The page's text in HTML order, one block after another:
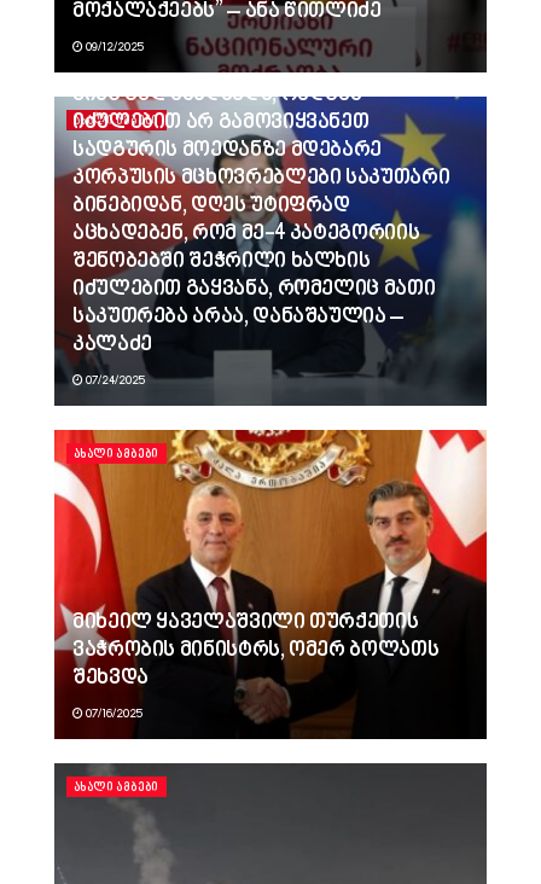
მოქალაქეებს” – ანა წითლიძე
09/12/2025
ᲐᲮᲐᲚᲘ ᲐᲛᲑᲔᲑᲘ
ვინც გვლანძღავდა, რადგან
იძულებით არ გამოვიყვანეთ
სადგურის მოედანზე მდებარე
კორპუსის მცხოვრებლები საკუთარი
ბინებიდან, დღეს უტიფრად
აცხადებენ, რომ მე-4 კატეგორიის
შენობებში შეჭრილი ხალხის
იძულებით გაყვანა, რომელიც მათი
საკუთრება არაა, დანაშაულია –
კალაძე
07/24/2025
ᲐᲮᲐᲚᲘ ᲐᲛᲑᲔᲑᲘ
მიხეილ ყაველაშვილი თურქეთის
ვაჭრობის მინისტრს, ომერ ბოლათს
შეხვდა
07/16/2025
ᲐᲮᲐᲚᲘ ᲐᲛᲑᲔᲑᲘ